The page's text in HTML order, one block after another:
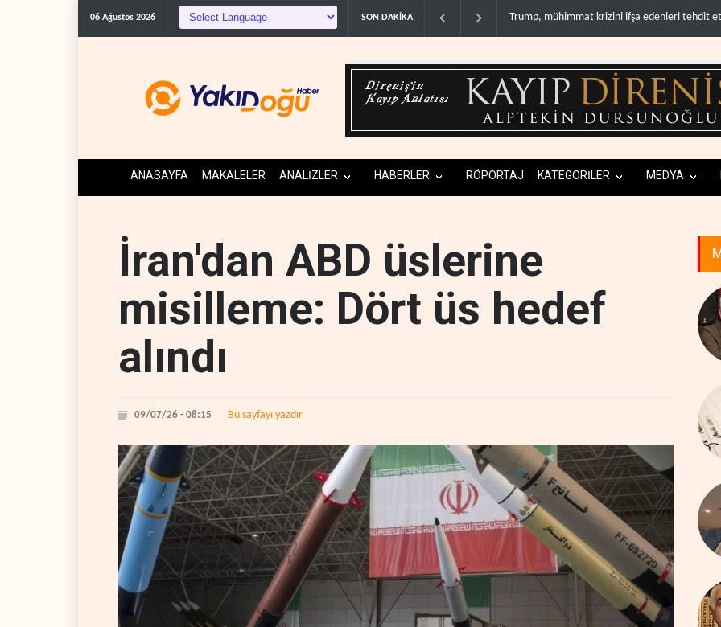
06 Ağustos 2026 SON DAKİKA
Trump, mühimmat krizini ifşa edenleri tehdit etti.. Demokratlar: Trump Batı Şeria'da işgalci
ANASAYFA MAKALELER ANALİZLER HABERLER RÖPORTAJ KATEGORİLER MEDYA
İran'dan ABD üslerine
misilleme: Dört üs hedef
alındı
09/07/26 - 08:15 Bu sayfayı yazdır